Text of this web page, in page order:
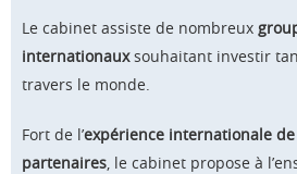
Le cabinet assiste de nombreux
internationauxsouhaitant investir
travers le monde.
Fort de l’expérience internationale
partenaires, le cabinet propose à